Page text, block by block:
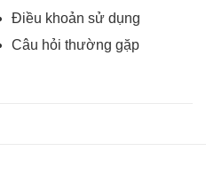
Điều khoản sử dụng
Câu hỏi thường gặp